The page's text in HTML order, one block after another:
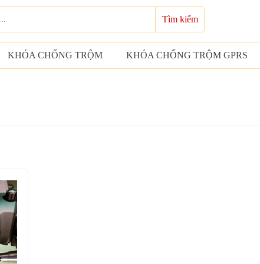
Tìm kiếm
KHÓA CHỐNG TRỘM KHÓA CHỐNG TRỘM GPRS